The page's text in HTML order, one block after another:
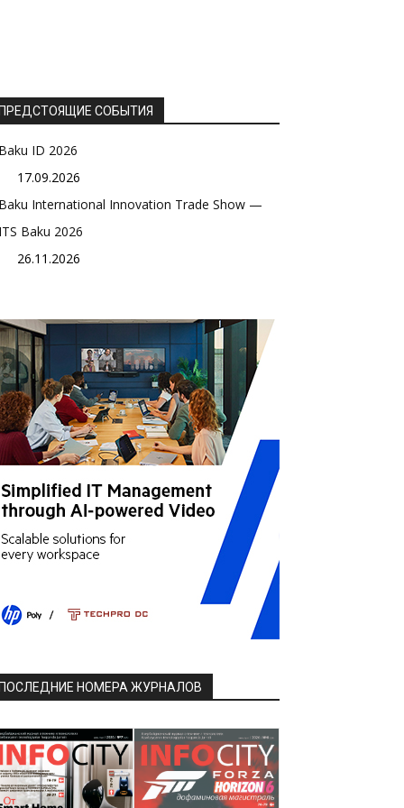
СОБЫТИЯ
ID 2026
17.09.2026
International Innovation Trade Show —
Baku 2026
26.11.2026
НОМЕРА ЖУРНАЛОВ